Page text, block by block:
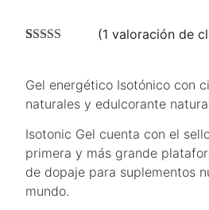
base a
valoración de
un cliente
(1 valoración de
Gel energético Isotónico con
naturales y edulcorante
Isotonic Gel cuenta con el
primera y más grande
de dopaje para suplementos
mundo.